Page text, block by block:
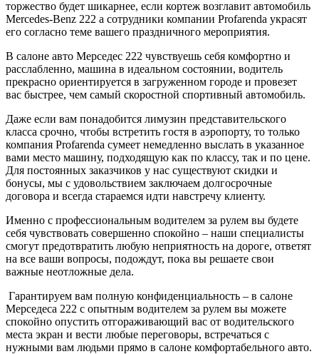
торжество будет шикарнее, если кортеж возглавит автомобиль
Mercedes-Benz 222 а сотрудники компании Profarenda украсят
его согласно теме вашего праздничного мероприятия.
В салоне авто Мерседес 222 чувствуешь себя комфортно и
расслабленно, машина в идеальном состоянии, водитель
прекрасно ориентируется в загруженном городе и провезет
вас быстрее, чем самый скоростной спортивный автомобиль.
Даже если вам понадобится лимузин представительского
класса срочно, чтобы встретить гостя в аэропорту, то только
компания Profarenda сумеет немедленно выслать в указанное
вами место машину, подходящую как по классу, так и по цене.
Для постоянных заказчиков у нас существуют скидки и
бонусы, мы с удовольствием заключаем долгосрочные
договора и всегда стараемся идти навстречу клиенту.
Именно с профессиональным водителем за рулем вы будете
себя чувствовать совершенно спокойно – наши специалисты
смогут предотвратить любую неприятность на дороге, ответят
на все ваши вопросы, подождут, пока вы решаете свои
важные неотложные дела.
Гарантируем вам полную конфиденциальность – в салоне
Мерседеса 222 с опытным водителем за рулем вы можете
спокойно опустить отгораживающий вас от водительского
места экран и вести любые переговоры, встречаться с
нужными вам людьми прямо в салоне комфортабельного авто.